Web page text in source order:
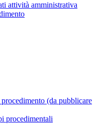
attività amministrativa
(da pubblicare
procedimentali